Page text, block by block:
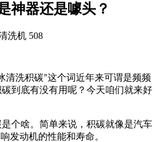
神器还是噱头？
洗机 508
清洗积碳”这个词近年来可谓是频频
到底有没有用呢？今天咱们就来好
个啥。简单来说，积碳就像是汽车
响发动机的性能和寿命。